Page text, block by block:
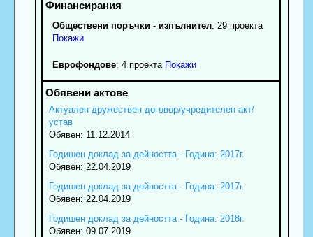
Обществени поръчки - изпълнител: 29 проекта
Покажи
Еврофондове: 4 проекта Покажи
Актуален дружествен договор/учредителен акт/
устав
Обявен: 11.12.2014
Годишен доклад за дейността - Година: 2017г.
Обявен: 22.04.2019
Годишен доклад за дейността - Година: 2017г.
Обявен: 22.04.2019
Годишен доклад за дейността - Година: 2018г.
Обявен: 09.07.2019